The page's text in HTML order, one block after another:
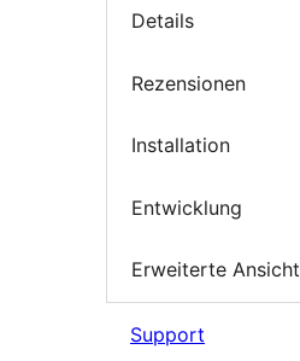
Details
Rezensionen
Installation
Entwicklung
Erweiterte Ansicht
Support